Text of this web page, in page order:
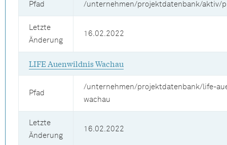
Pfad /unternehmen/projektdatenbank/aktiv/
Letzte
Änderung
16.02.2022
LIFE Auenwildnis Wachau
Pfad
/unternehmen/projektdatenbank/life-
wachau
Letzte
Änderung
16.02.2022